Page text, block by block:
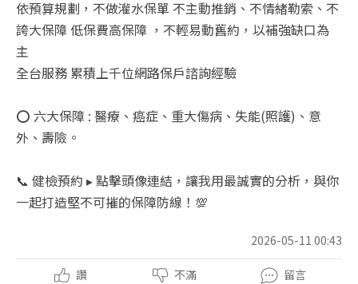
依預算規劃，不做灌水保單 不主動推銷、不情緒勒索、不
誇大保障 低保費高保障 ，不輕易動舊約，以補強缺口為
主
全台服務 累積上千位網路保戶諮詢經驗
⭕ 六大保障 : 醫療、癌症、重大傷病、失能(照護)、意
外、壽險。
📞 健檢預約 ▸ 點擊頭像連結，讓我用最誠實的分析，與你
一起打造堅不可摧的保障防線！💯
2026-05-11 00:43
讚 不滿 留言